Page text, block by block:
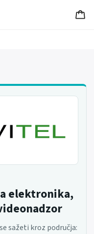
elektronika,
sažeti kroz područja: